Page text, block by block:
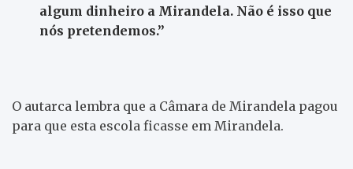
algum dinheiro a Mirandela. Não é isso que
nós pretendemos.”
O autarca lembra que a Câmara de Mirandela pagou
para que esta escola ficasse em Mirandela.